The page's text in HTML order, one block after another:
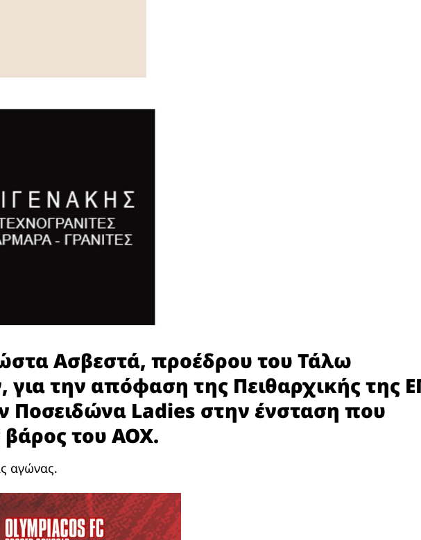
Ασβεστά, προέδρου του Τάλω
για την απόφαση της Πειθαρχικής της
Ποσειδώνα Ladies στην ένσταση που
βάρος του ΑΟΧ.
αγώνας.